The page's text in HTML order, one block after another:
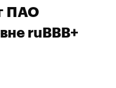
ПАО
ruBBB+